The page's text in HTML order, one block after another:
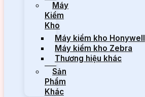
Máy
Kiểm
Kho
Máy kiểm kho Honywell
Máy kiểm kho Zebra
Thương hiệu khác
Sản
Phẩm
Khác